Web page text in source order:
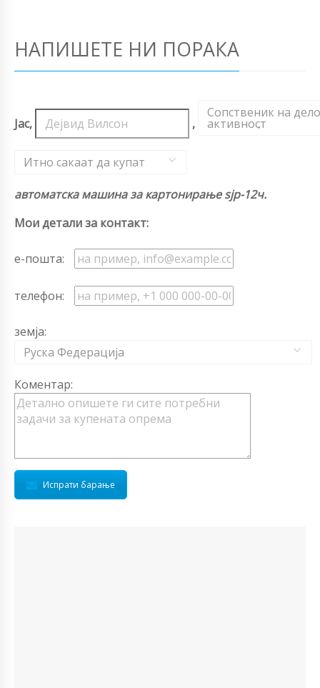
НАПИШЕТЕ НИ ПОРАКА
Јас, ,
Сопственик на
активност
,
Итно сакаат да купат
автоматска машина за картонирање sjp-12ч.
Мои детали за контакт:
е-пошта:
телефон:
земја:
Руска Федерација
Коментар:
Испрати барање